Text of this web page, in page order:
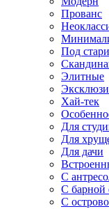
Прованс
Под
Элитные
Хай-тек
Для
Для
Для дачи
С
С барной
С